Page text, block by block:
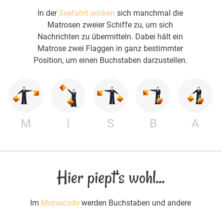
In derSeefahrt winken sich manchmal die
Matrosen zweier Schiffe zu, um sich
Nachrichten zu übermitteln. Dabei hält ein
Matrose zwei Flaggen in ganz bestimmter
Position, um einen Buchstaben darzustellen.
M I S B A
Hier piept's wohl...
Im Morsecodewerden Buchstaben und andere